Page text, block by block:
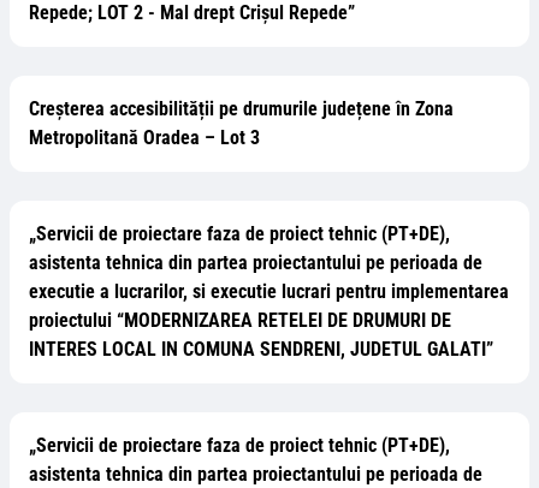
Repede; LOT 2 - Mal drept Crișul Repede”
Creșterea accesibilității pe drumurile județene în Zona
Metropolitană Oradea – Lot 3
„Servicii de proiectare faza de proiect tehnic (PT+DE),
asistenta tehnica din partea proiectantului pe perioada de
executie a lucrarilor, si executie lucrari pentru implementarea
proiectului “MODERNIZAREA RETELEI DE DRUMURI DE
INTERES LOCAL IN COMUNA SENDRENI, JUDETUL GALATI”
„Servicii de proiectare faza de proiect tehnic (PT+DE),
asistenta tehnica din partea proiectantului pe perioada de